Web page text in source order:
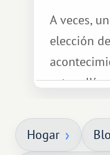
A veces,
elección
estar allí...
Hogar